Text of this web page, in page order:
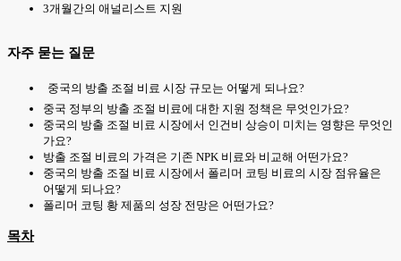
3개월간의 애널리스트 지원
자주 묻는 질문
중국의 방출 조절 비료 시장 규모는 어떻게 되나요?
중국 정부의 방출 조절 비료에 대한 지원 정책은 무엇인가요?
중국의 방출 조절 비료 시장에서 인건비 상승이 미치는 영향은 무엇인
가요?
방출 조절 비료의 가격은 기존 NPK 비료와 비교해 어떤가요?
중국의 방출 조절 비료 시장에서 폴리머 코팅 비료의 시장 점유율은
어떻게 되나요?
폴리머 코팅 황 제품의 성장 전망은 어떤가요?
목차